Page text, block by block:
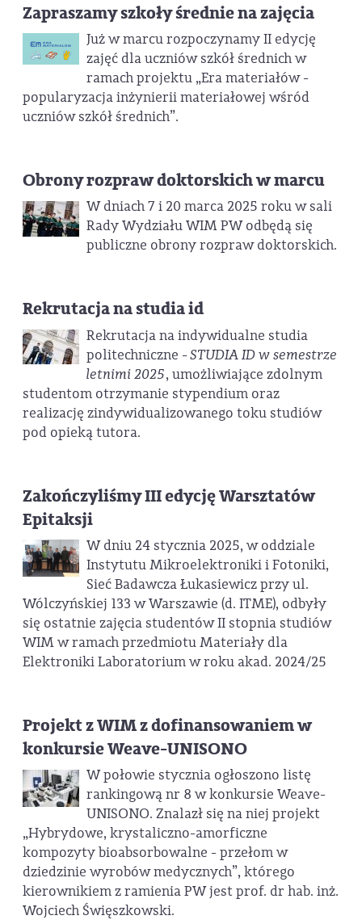
Zapraszamy szkoły średnie na zajęcia
Już w marcu rozpoczynamy II edycję
zajęć dla uczniów szkół średnich w
ramach projektu „Era materiałów -
popularyzacja inżynierii materiałowej wśród
uczniów szkół średnich”.
Obrony rozpraw doktorskich w marcu
W dniach 7 i 20 marca 2025 roku w sali
Rady Wydziału WIM PW odbędą się
publiczne obrony rozpraw doktorskich.
Rekrutacja na studia id
Rekrutacja na indywidualne studia
politechniczne -STUDIA ID w semestrze
letnimi 2025, umożliwiające zdolnym
studentom otrzymanie stypendium oraz
realizację zindywidualizowanego toku studiów
pod opieką tutora.
Zakończyliśmy III edycję Warsztatów
Epitaksji
W dniu 24 stycznia 2025, w oddziale
Instytutu Mikroelektroniki i Fotoniki,
Sieć Badawcza Łukasiewicz przy ul.
Wólczyńskiej 133 w Warszawie (d. ITME), odbyły
się ostatnie zajęcia studentów II stopnia studiów
WIM w ramach przedmiotu Materiały dla
Elektroniki Laboratorium w roku akad. 2024/25
Projekt z WIM z dofinansowaniem w
konkursie Weave-UNISONO
W połowie stycznia ogłoszono listę
rankingową nr 8 w konkursie Weave-
UNISONO. Znalazł się na niej projekt
„Hybrydowe, krystaliczno-amorficzne
kompozyty bioabsorbowalne - przełom w
dziedzinie wyrobów medycznych”, którego
kierownikiem z ramienia PW jest prof. dr hab. inż.
Wojciech Święszkowski.